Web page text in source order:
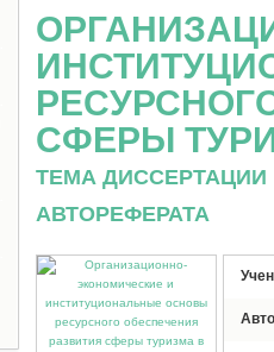
СФЕРЫ
ТЕМА
АВТОРЕФЕРАТА